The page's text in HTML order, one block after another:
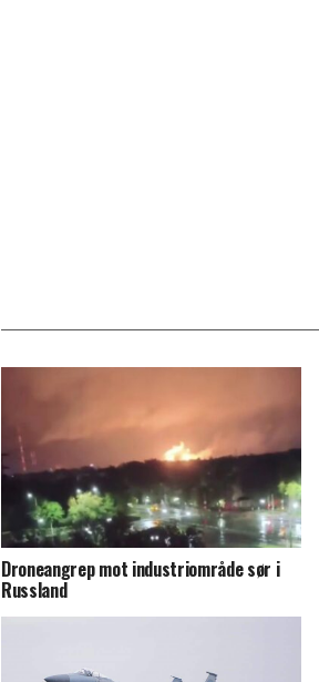
Droneangrep mot industriområde sør i
Russland